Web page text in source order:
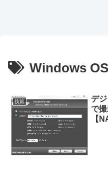
Windows OS
技術
デ
で
【